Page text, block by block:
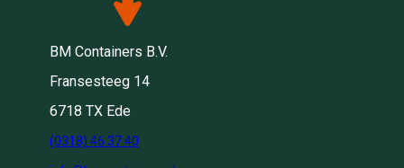
BM Containers B.V.
Fransesteeg 14
6718 TX Ede
(0318) 46 37 40